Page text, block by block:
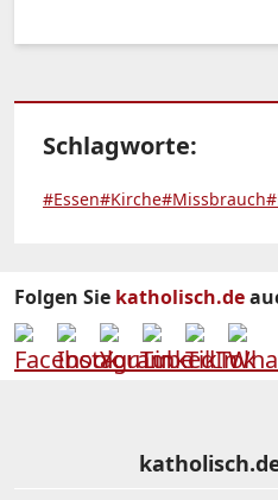
Schlagworte:
#Essen#Kirche#Missbrauch
Folgen Sie katholisch.de